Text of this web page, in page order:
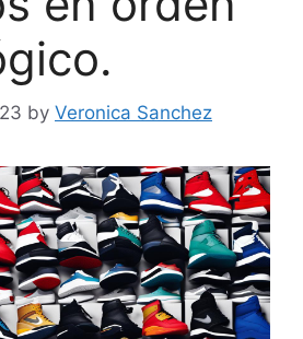
by Veronica Sanchez